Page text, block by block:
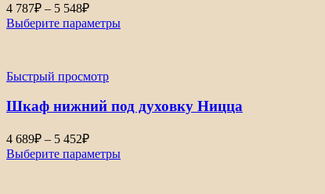
4 787₽ – 5 548₽
Выберите параметры
Быстрый просмотр
Шкаф нижний под духовку Ницца
4 689₽ – 5 452₽
Выберите параметры